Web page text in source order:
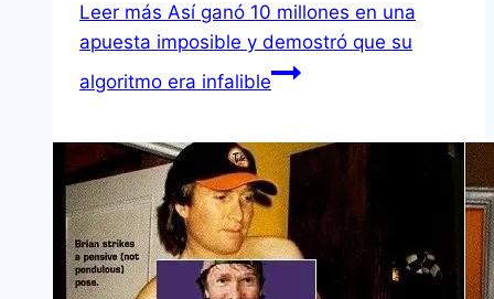
Leer más Así ganó 10 millones en una
apuesta imposible y demostró que su
algoritmo era infalible